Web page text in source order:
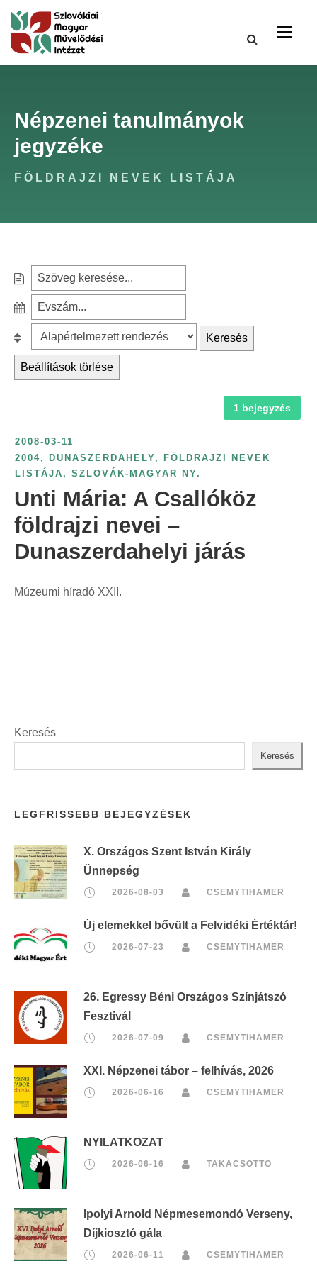
Népzenei tanulmányok
jegyzéke
FÖLDRAJZI NEVEK LISTÁJA
e
c
h
:
z
é
v
s
z
á
m
s
z
r
e
s
l
á
:
Keresés
Beállítások törlése
1 bejegyzés
2008-03-11
2004, DUNASZERDAHELY, FÖLDRAJZI NEVEK
LISTÁJA , SZLOVÁK-MAGYAR NY.
Unti Mária: A Csallóköz
földrajzi nevei –
Dunaszerdahelyi járás
Múzeumi híradó XXII.
Keresés
Keresés
LEGFRISSEBB BEJEGYZÉSEK
X. Országos Szent István Király
Ünnepség
2026-08-03 CSEMYTIHAMER
Új elemekkel bővült a Felvidéki Értéktár!
2026-07-23 CSEMYTIHAMER
26. Egressy Béni Országos Színjátszó
Fesztivál
2026-07-09 CSEMYTIHAMER
XXI. Népzenei tábor – felhívás, 2026
2026-06-16 CSEMYTIHAMER
NYILATKOZAT
2026-06-16 TAKACSOTTO
Ipolyi Arnold Népmesemondó Verseny,
Díjkiosztó gála
2026-06-11 CSEMYTIHAMER